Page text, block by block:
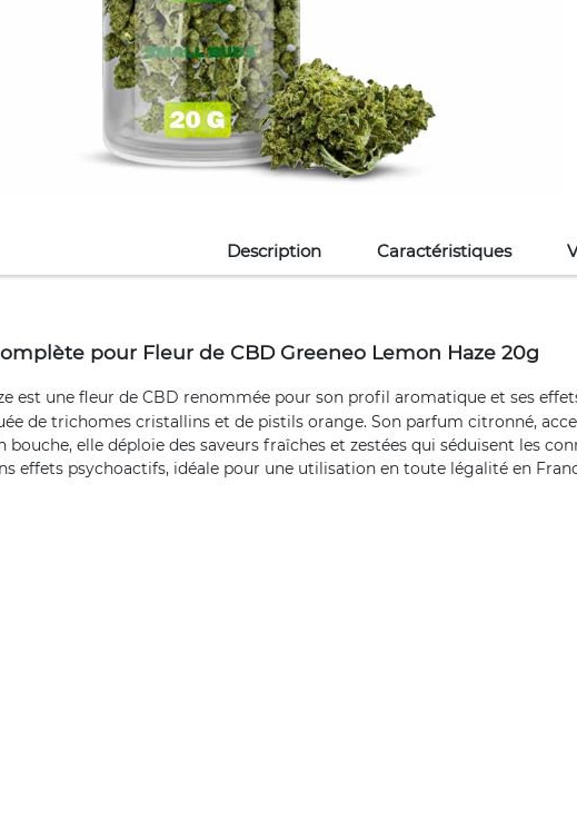
Description Caractéristiques
pour Fleur de CBD Greeneo Lemon Haze 20g
est une fleur de CBD renommée pour son profil aromatique et ses
de trichomes cristallins et de pistils orange. Son parfum citronné,
bouche, elle déploie des saveurs fraîches et zestées qui séduisent les
effets psychoactifs, idéale pour une utilisation en toute légalité en